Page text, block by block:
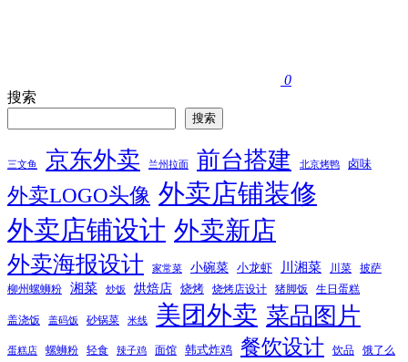
0
搜索
搜索
三文鱼 京东外卖 兰州拉面 前台搭建 北京烤鸭 卤味
外卖LOGO头像 外卖店铺装修
外卖店铺设计 外卖新店
外卖海报设计 家常菜 小碗菜 小龙虾 川湘菜 川菜
披萨
柳州螺蛳粉
湘菜 炒饭 烘焙店 烧烤 烧烤店设计 猪脚饭 生日蛋糕
盖浇饭 盖码饭 砂锅菜 米线 美团外卖 菜品图片
蛋糕店 螺蛳粉 轻食 辣子鸡 面馆 韩式炸鸡 餐饮设计 饮品 饿了么